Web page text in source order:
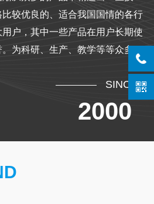
较优良的、适合我国国情的各行
户，其中一些产品在用户长期使
为科研、生产、教学等等众多领
用户信赖。本公司是少数几家对售
,技术培训和维修技术力量的仪器仪
、泰克Tektronix、是徳/安捷
、德鲁克DRUCK、英国
购买本公司卡产品的用户，避免
逃避转嫁对产品应当承担的售后
SINCE
2000